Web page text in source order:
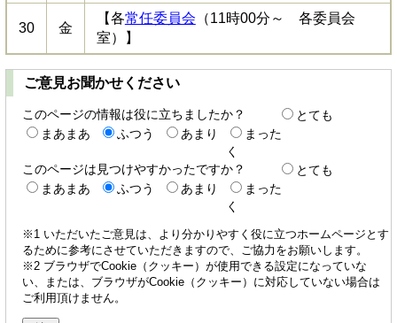
30 金
【各常任委員会 （11時00分～ 各委員会
室）】
ご意見お聞かせください
このページの情報は役に立ちましたか？
とても
まあまあ
ふつう あまり
まった
く
このページは見つけやすかったですか？
とても
まあまあ
ふつう あまり
まった
く
※1 いただいたご意見は、より分かりやすく役に立つホームページとす
るために参考にさせていただきますので、ご協力をお願いします。
※2 ブラウザでCookie（クッキー）が使用できる設定になっていな
い、または、ブラウザがCookie（クッキー）に対応していない場合は
ご利用頂けません。